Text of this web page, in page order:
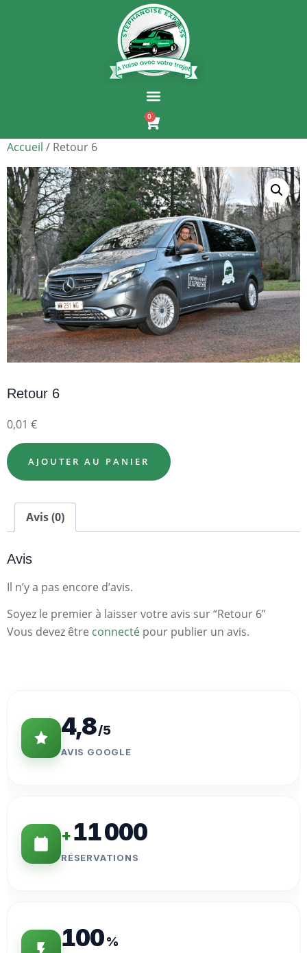
0
Accueil / Retour 6
Retour 6
0,01 €
AJOUTER AU PANIER
Avis (0)
Avis
Il n’y a pas encore d’avis.
Soyez le premier à laisser votre avis sur “Retour 6”
Vous devez être connecté pour publier un avis.
4,8/5
AVIS GOOGLE
+11 000
RÉSERVATIONS
100%